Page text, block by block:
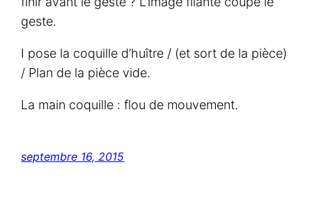
geste.
I pose la coquille d’huître / (et sort de la pièce)
/ Plan de la pièce vide.
La main coquille : flou de mouvement.
septembre 16, 2015